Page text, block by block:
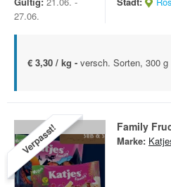
27.06.
€ 3,30 / kg - versch. Sorten, 300 g
Verpasst! Family
Marke: